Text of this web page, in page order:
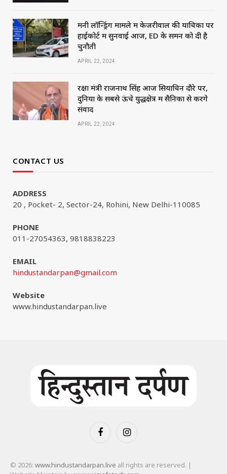
मनी लॉन्ड्रिंग मामले में केजरीवाल की याचिका पर
हाईकोर्ट में सुनवाई आज, ED के समन को दी है
चुनौती
APRIL 22, 2024
रक्षा मंत्री राजनाथ सिंह आज सियाचिन दौरे पर,
दुनिया के सबसे ऊंचे युद्धक्षेत्र में सैनिकों से करेंगे
संवाद
APRIL 22, 2024
CONTACT US
ADDRESS
20 , Pocket- 2, Sector-24, Rohini, New Delhi-110085
PHONE
011-27054363, 9818838223
EMAIL
hindustandarpan@gmail.com
Website
www.hindustandarpan.live
FacebookInstagram
© 2026: www.hindustandarpan.live all rights are reserved. |